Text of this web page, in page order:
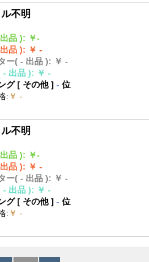
不明
品 ): ￥-
品 ): ￥ -
ー( - 出品 ): ￥ -
- 出品 ): ￥ -
グ [ その他]- 位
: ￥ -
不明
品 ): ￥-
品 ): ￥ -
ー( - 出品 ): ￥ -
- 出品 ): ￥ -
グ [ その他]- 位
: ￥ -